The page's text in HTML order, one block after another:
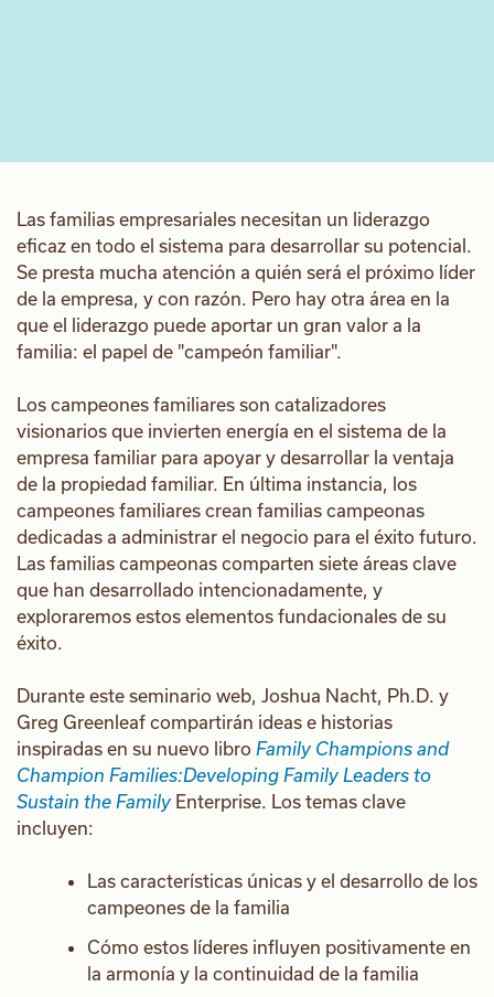
Las familias empresariales necesitan un liderazgo
eficaz en todo el sistema para desarrollar su potencial.
Se presta mucha atención a quién será el próximo líder
de la empresa, y con razón. Pero hay otra área en la
que el liderazgo puede aportar un gran valor a la
familia: el papel de "campeón familiar".
Los campeones familiares son catalizadores
visionarios que invierten energía en el sistema de la
empresa familiar para apoyar y desarrollar la ventaja
de la propiedad familiar. En última instancia, los
campeones familiares crean familias campeonas
dedicadas a administrar el negocio para el éxito futuro.
Las familias campeonas comparten siete áreas clave
que han desarrollado intencionadamente, y
exploraremos estos elementos fundacionales de su
éxito.
Durante este seminario web, Joshua Nacht, Ph.D. y
Greg Greenleaf compartirán ideas e historias
inspiradas en su nuevo libro Family Champions and
Champion Families:Developing Family Leaders to
Sustain the Family Enterprise. Los temas clave
incluyen:
Las características únicas y el desarrollo de los
campeones de la familia
Cómo estos líderes influyen positivamente en
la armonía y la continuidad de la familia